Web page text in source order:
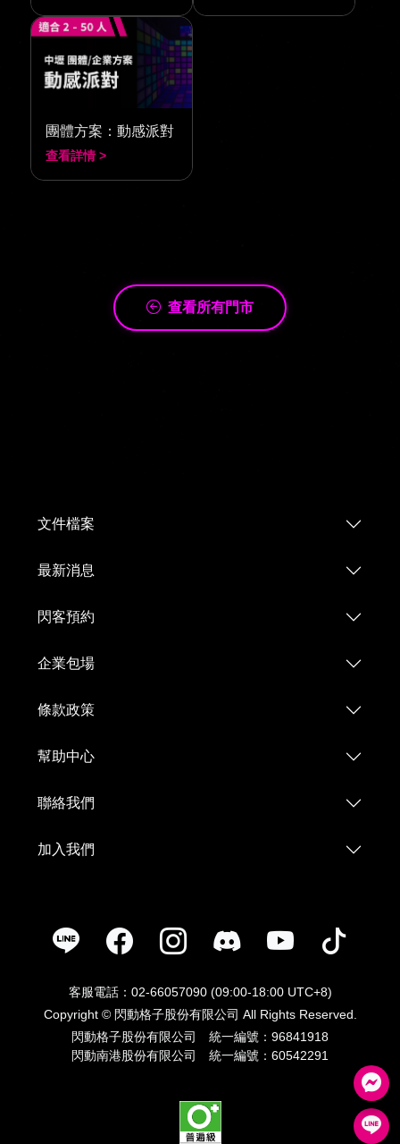
團體方案：動感派對
查看詳情 >
查看所有門市
文件檔案
最新消息
閃客預約
企業包場
條款政策
幫助中心
聯絡我們
加入我們
客服電話：02-66057090 (09:00-18:00 UTC+8)
Copyright © 閃動格子股份有限公司 All Rights Reserved.
閃動格子股份有限公司 統一編號：96841918
閃動南港股份有限公司 統一編號：60542291